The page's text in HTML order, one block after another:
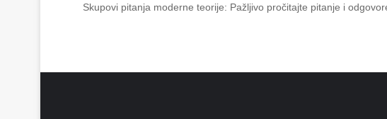
Skupovi pitanja moderne teorije: Pažljivo pročitajte pitanje i